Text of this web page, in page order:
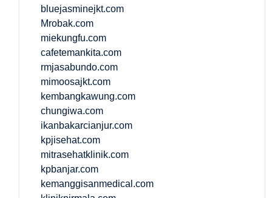
bluejasminejkt.com
Mrobak.com
miekungfu.com
cafetemankita.com
rmjasabundo.com
mimoosajkt.com
kembangkawung.com
chungiwa.com
ikanbakarcianjur.com
kpjisehat.com
mitrasehatklinik.com
kpbanjar.com
kemanggisanmedical.com